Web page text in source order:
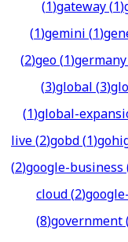
(1)gateway(1)
(1)gemini(1)
(2)geo(1)germany
(3)global(3)
(1)global-
live(2)gobd(1)
(2)google-business
cloud(2)
(8)government